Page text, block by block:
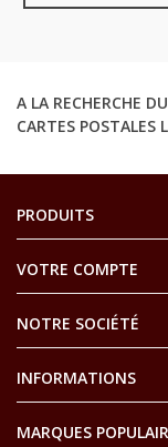
A LA RECHERCHE
CARTES POSTALES
PRODUITS
VOTRE COMPTE
NOTRE SOCIÉTÉ
INFORMATIONS
MARQUES